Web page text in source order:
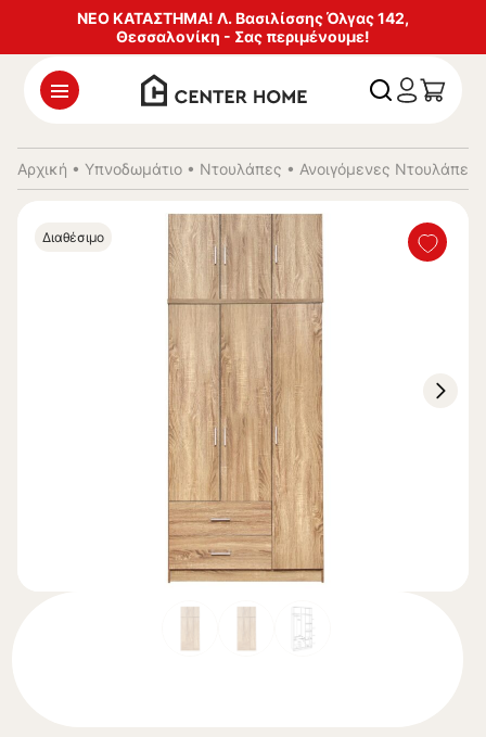
ΝΕΟ ΚΑΤΑΣΤΗΜΑ! Λ. Βασιλίσσης Όλγας 142,
Θεσσαλονίκη - Σας περιμένουμε!
Αρχική • Υπνοδωμάτιο • Ντουλάπες • Ανοιγόμενες Ντουλάπες
Διαθέσιμο